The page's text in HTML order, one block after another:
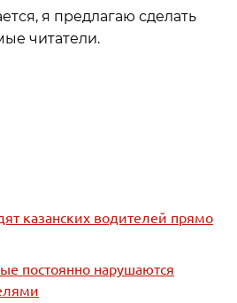
я предлагаю сделать
читатели.
казанских водителей прямо
постоянно нарушаются